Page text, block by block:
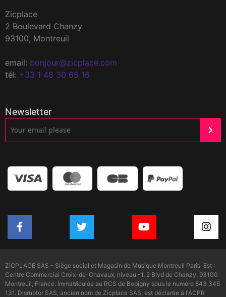
Zicplace
2 Boulevard Chanzy
93100, Montreuil
email: bonjour@zicplace.com
tél: +33 1 48 30 65 16
Newsletter
ZICPLACE SAS - Siège social et Magasin de Musique Montreuil Paris-Est :
Centre Commercial Croix-de-Chavaux, niveau -1, 2 Blvd de Chanzy, 93100
Montreuil, France. Immatriculée au RCS de Bobigny sous le numéro 843 346
131. Disruptor SAS, ancien nom de Zicplace SAS, est déclarée à l'ACPR